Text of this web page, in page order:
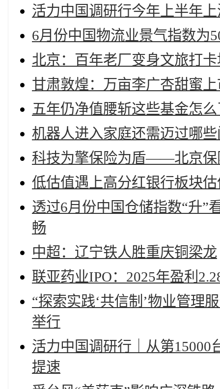
活力中国调研行今年上半年
6月份中国物流业景气指数为
北京：百年老厂变身文旅打
甘肃敦煌：万亩李广杏甜蜜
五年仍净值腰斩这些基金怎
机器人进入家庭还需迈过哪
科技为擎保险为盾——北京保
低估值遇上高分红银行板块
透过6月份中国仓储指数“升”
畅
中超：辽宁铁人胜重庆铜梁龙
联亚药业IPO：2025年盈利
“探索实践‘共信制’物业管理
举行
活力中国调研行｜从第
提速